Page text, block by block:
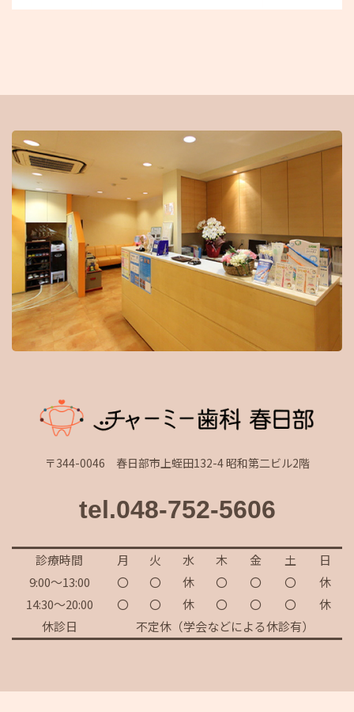
〒344-0046 春日部市上蛭田132-4 昭和第二ビル2階
tel.048-752-5606
診療時間 月 火 水 木 金 土
日
9:00～13:00
〇 〇 休 〇 〇 〇
休
14:30～20:00
〇 〇 休 〇 〇 〇
休
休診日
不定休（学会などによる休診有）